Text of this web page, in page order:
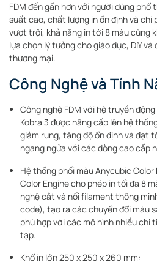
FDM đến gần hơn với người dùng phổ
suất cao, chất lượng in ổn định và chi
vượt trội, khả năng in tới 8 màu cùng
lựa chọn lý tưởng cho giáo dục, DIY
thương mại.
Công Nghệ và Tính
Công nghệ FDM với hệ truyền động
Kobra 3 được nâng cấp lên hệ
giảm rung, tăng độ ổn định và đạt
ngang ngửa với các dòng cao cấp
Hệ thống phối màu Anycubic Color
Color Engine cho phép in tối đa 8
nghệ cắt và nối filament thông
code), tạo ra các chuyển đổi màu
phù hợp với các mô hình nhiều chi
tạp.
Khổ in lớn 250 x 250 x 260 mm: